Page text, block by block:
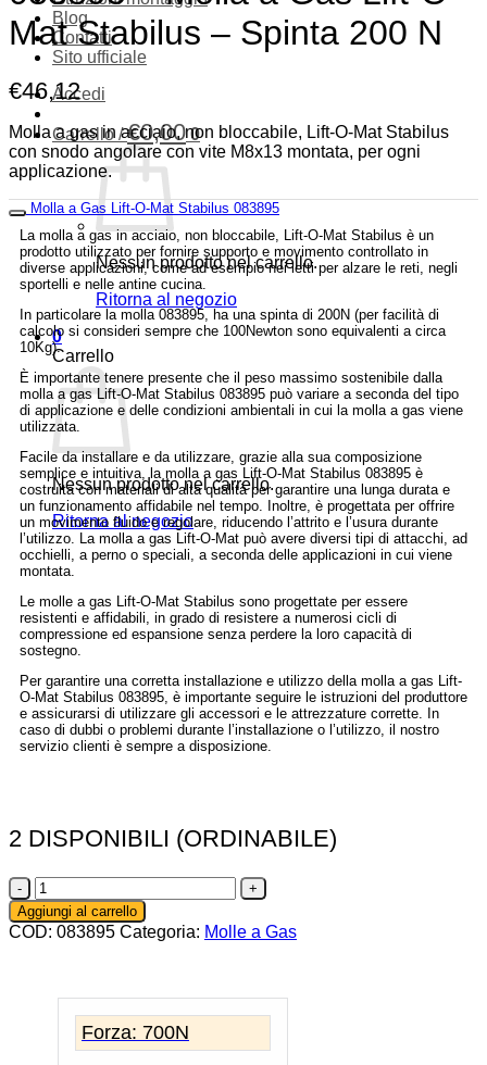
Blog
Contatti
Sito ufficiale
Accedi
Carrello /€0,00 0
Nessun prodotto nel carrello.
Ritorna al negozio
0
Carrello
Nessun prodotto nel carrello.
Ritorna al negozio
Mat Stabilus – Spinta 200 N
€46,12
Molla a gas in acciaio, non bloccabile, Lift-O-Mat Stabilus
con snodo angolare con vite M8x13 montata, per ogni
applicazione.
Molla a Gas Lift-O-Mat Stabilus 083895
La molla a gas in acciaio, non bloccabile, Lift-O-Mat Stabilus è un
prodotto utilizzato per fornire supporto e movimento controllato in
diverse applicazioni, come ad esempio nei letti per alzare le reti, negli
sportelli e nelle antine cucina.
In particolare la molla 083895, ha una spinta di 200N (per facilità di
calcolo si consideri sempre che 100Newton sono equivalenti a circa
10Kg).
È importante tenere presente che il peso massimo sostenibile dalla
molla a gas Lift-O-Mat Stabilus 083895 può variare a seconda del tipo
di applicazione e delle condizioni ambientali in cui la molla a gas viene
utilizzata.
Facile da installare e da utilizzare, grazie alla sua composizione
semplice e intuitiva, la molla a gas Lift-O-Mat Stabilus 083895 è
costruita con materiali di alta qualità per garantire una lunga durata e
un funzionamento affidabile nel tempo. Inoltre, è progettata per offrire
un movimento fluido e regolare, riducendo l’attrito e l’usura durante
l’utilizzo. La molla a gas Lift-O-Mat può avere diversi tipi di attacchi, ad
occhielli, a perno o speciali, a seconda delle applicazioni in cui viene
montata.
Le molle a gas Lift-O-Mat Stabilus sono progettate per essere
resistenti e affidabili, in grado di resistere a numerosi cicli di
compressione ed espansione senza perdere la loro capacità di
sostegno.
Per garantire una corretta installazione e utilizzo della molla a gas Lift-
O-Mat Stabilus 083895, è importante seguire le istruzioni del produttore
e assicurarsi di utilizzare gli accessori e le attrezzature corrette. In
caso di dubbi o problemi durante l’installazione o l’utilizzo, il nostro
servizio clienti è sempre a disposizione.
2 DISPONIBILI (ORDINABILE)
083895
-
Molla
a
Stabilus
Aggiungi al carrello
COD: 083895 Categoria: Molle a Gas
Forza: 700N